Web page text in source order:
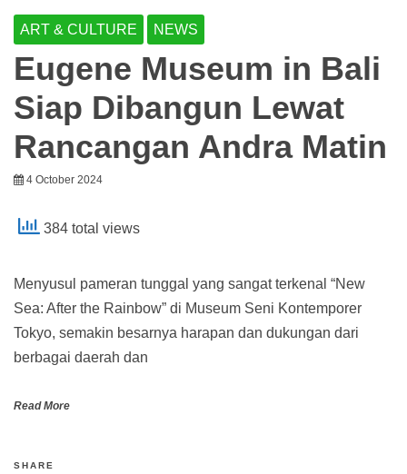
ART & CULTURE NEWS
Eugene Museum in Bali
Siap Dibangun Lewat
Rancangan Andra Matin
4 October 2024
384 total views
Menyusul pameran tunggal yang sangat terkenal “New
Sea: After the Rainbow” di Museum Seni Kontemporer
Tokyo, semakin besarnya harapan dan dukungan dari
berbagai daerah dan
Read More
SHARE